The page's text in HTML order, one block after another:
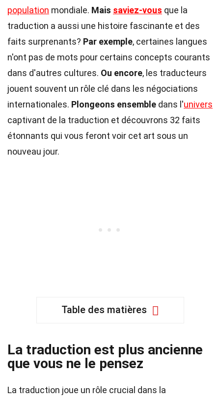
population mondiale. Mais saviez-vous que la
traduction a aussi une histoire fascinante et des
faits surprenants? Par exemple, certaines langues
n'ont pas de mots pour certains concepts courants
dans d'autres cultures. Ou encore, les traducteurs
jouent souvent un rôle clé dans les négociations
internationales. Plongeons ensemble dans l'univers
captivant de la traduction et découvrons 32 faits
étonnants qui vous feront voir cet art sous un
nouveau jour.
Table des matières
La traduction est plus ancienne
que vous ne le pensez
La traduction joue un rôle crucial dans la